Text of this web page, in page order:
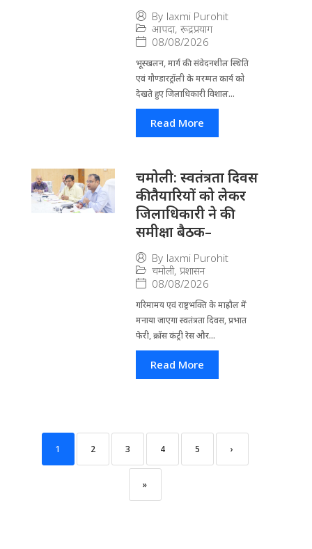
By laxmi Purohit
आपदा, रूद्रप्रयाग
08/08/2026
भूस्खलन, मार्ग की संवेदनशील स्थिति
एवं गौण्डारट्रॉली के मरम्मत कार्य को
देखते हुए जिलाधिकारी विशाल...
Read More
चमोली: स्वतंत्रता दिवस
की तैयारियों को लेकर
जिलाधिकारी ने की
समीक्षा बैठक–
By laxmi Purohit
चमोली, प्रशासन
08/08/2026
गरिमामय एवं राष्ट्रभक्ति के माहौल में
मनाया जाएगा स्वतंत्रता दिवस, प्रभात
फेरी, क्रॉस कंट्री रेस और...
Read More
1 2 3 4 5 ›
»